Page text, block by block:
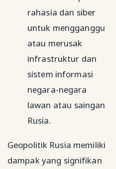
rahasia dan siber
untuk mengganggu
atau merusak
infrastruktur dan
sistem informasi
negara-negara
lawan atau saingan
Rusia.
Geopolitik Rusia memiliki
dampak yang signifikan